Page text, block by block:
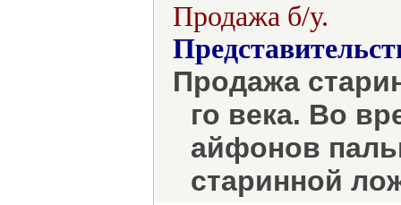
Продажа б/у.
Продажа
го века. Во
айфонов
старинной